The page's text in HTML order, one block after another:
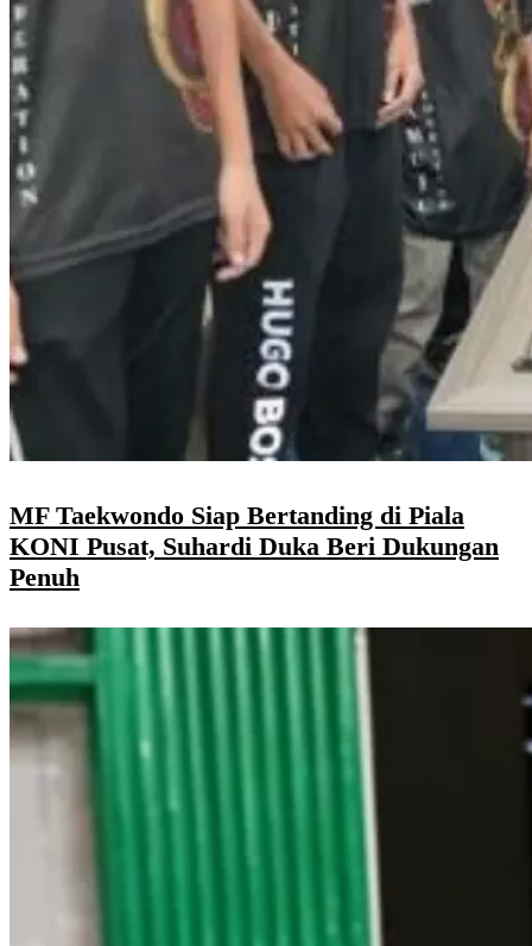
MF Taekwondo Siap Bertanding di Piala
KONI Pusat, Suhardi Duka Beri Dukungan
Penuh